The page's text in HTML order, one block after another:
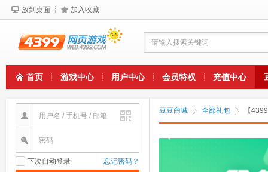
放到桌面 加入收藏
请输入搜索关键词
首页 游戏中心 用户中心 会员特权 充值中心
用户名 / 手机号 / 邮箱
密码
下次自动登录 忘记密码？
豆豆商城 全部礼包 【